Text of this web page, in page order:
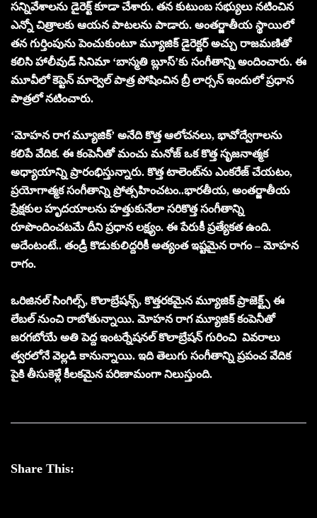
స‌న్నివేశాల‌ను డైరెక్ట్ కూడా చేశారు. త‌న కుటుంబ స‌భ్యులు న‌టించిన
ఎన్నో చిత్రాల‌కు ఆయ‌న పాట‌ల‌ను పాడారు. అంత‌ర్జాతీయ స్థాయిలో
త‌న గుర్తింపును పెంచుకుంటూ మ్యూజిక్ డైరెక్ట‌ర్ అచ్చు రాజ‌మ‌ణితో
క‌లిసి హాలీవుడ్ సినిమా ‘బాస్మ‌తి బ్లూస్’కు సంగీతాన్ని అందించారు. ఈ
మూవీలో కెప్టెన్ మార్వెల్ పాత్ర పోషించిన బ్రీ లార్స‌న్ ఇందులో ప్ర‌ధాన‌
పాత్ర‌లో నటించారు.
‘మోహన రాగ మ్యూజిక్’ అనేది కొత్త ఆలోచనలు, భావోద్వేగాలను
కలిపే వేదిక. ఈ కంపెనీతో మంచు మనోజ్ ఒక కొత్త సృజనాత్మక
అధ్యాయాన్ని ప్రారంభిస్తున్నారు. కొత్త టాలెంట్‌ను ఎంక‌రేజ్ చేయ‌టం,
ప్ర‌యోగాత్మ‌క సంగీతాన్ని ప్రోత్స‌హించ‌టం..భారతీయ, అంతర్జాతీయ
ప్రేక్షకుల హృదయాలను హత్తుకునేలా స‌రికొత్త సంగీతాన్ని
రూపొందించ‌టమే దీని ప్రధాన లక్ష్యం. ఈ పేరుకీ ప్రత్యేకత‌ ఉంది.
అదేంటంటే.. తండ్రీ కొడుకులిద్ద‌రికీ అత్యంత ఇష్ట‌మైన రాగం – మోహ‌న‌
రాగం.
ఒరిజిన‌ల్ సింగిల్స్‌, కొలాబ్రేష‌న్స్‌, కొత్తర‌క‌మైన మ్యూజిక్ ప్రాజెక్ట్స్ ఈ
లేబల్ నుంచి రాబోతున్నాయి. మోహ‌న రాగ మ్యూజిక్ కంపెనీతో
జ‌ర‌గ‌బోయే అతి పెద్ద ఇంట‌ర్నేష‌న‌ల్ కొలాబ్రేష‌న్ గురించి వివ‌రాలు
త్వ‌ర‌లోనే వెల్ల‌డి కానున్నాయి. ఇది తెలుగు సంగీతాన్ని ప్ర‌పంచ వేదిక
పైకి తీసుకెళ్లే కీల‌క‌మైన ప‌రిణామంగా నిలుస్తుంది.
Share This: